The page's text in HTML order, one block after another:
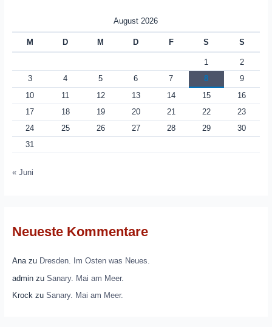
August 2026
M D M D F S S
1
2
3
4 5 6 7 8
9
10
11 12 13 14 15
16
17
18 19 20 21 22
23
24
25 26 27 28 29
30
31
« Juni
Neueste Kommentare
Anazu Dresden. Im Osten was Neues.
adminzu Sanary. Mai am Meer.
Krockzu Sanary. Mai am Meer.